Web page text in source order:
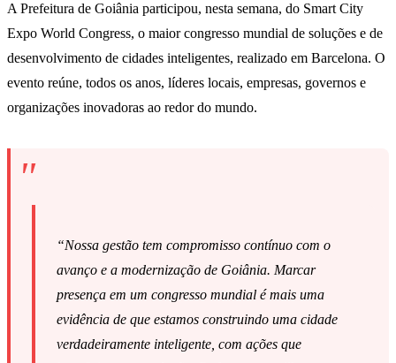
A Prefeitura de Goiânia participou, nesta semana, do Smart City
Expo World Congress, o maior congresso mundial de soluções e de
desenvolvimento de cidades inteligentes, realizado em Barcelona. O
evento reúne, todos os anos, líderes locais, empresas, governos e
organizações inovadoras ao redor do mundo.
“Nossa gestão tem compromisso contínuo com o
avanço e a modernização de Goiânia. Marcar
presença em um congresso mundial é mais uma
evidência de que estamos construindo uma cidade
verdadeiramente inteligente, com ações que